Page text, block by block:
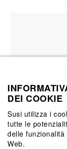
DEI COOKIE
Susi utilizza i
tutte le
delle
Web.